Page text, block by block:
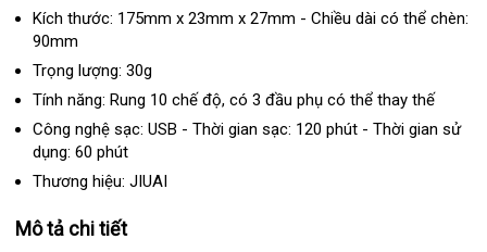
Kích thước: 175mm x 23mm x 27mm - Chiều dài nơi
có thể chèn:
90mm
Trọng lượng: 30g
Tính năng: Rung 10 chế độtốt
nhất
, có 3 đầu phụ bảo
hành
có thể thay thế
Công nghệ sạc: USB - Thời gian sạc: 120 phút - Thời gian sử
dụng: 60 phút
Thương hiệu: JIUAI
Mô tả chi tiết